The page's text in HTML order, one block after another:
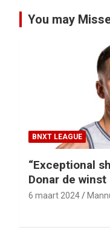
You may
BNXT LEAGUE
“Exceptional
Donar de winst
6 maart 2024